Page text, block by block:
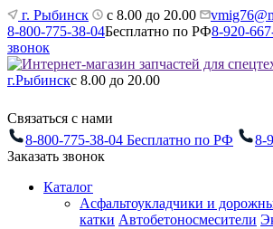
г. Рыбинск с 8.00 до 20.00
8-800-775-38-04Бесплатно по РФ8-920-
звонок
г.Рыбинскс 8.00 до 20.00
Связаться с нами
8-800-775-38-04 Бесплатно по РФ
8-
Заказать звонок
Каталог
Асфальтоукладчики и
катки Автобетоносмесители